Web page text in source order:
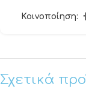
Κοινοποίηση:
Σχετικά